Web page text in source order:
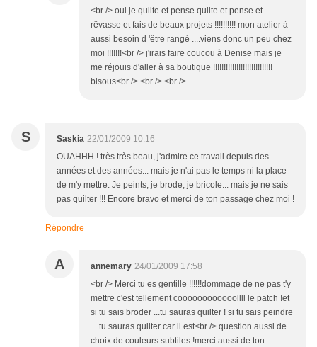
<br /> oui je quilte et pense quilte et pense et
rêvasse et fais de beaux projets !!!!!!!!!! mon atelier à
aussi besoin d 'être rangé ....viens donc un peu chez
moi !!!!!!!<br /> j'irais faire coucou à Denise mais je
me réjouis d'aller à sa boutique !!!!!!!!!!!!!!!!!!!!!!!!!!!!
bisous<br /> <br /> <br />
S Saskia 22/01/2009 10:16
OUAHHH ! très très beau, j'admire ce travail depuis des
années et des années... mais je n'ai pas le temps ni la place
de m'y mettre. Je peints, je brode, je bricole... mais je ne sais
pas quilter !!! Encore bravo et merci de ton passage chez moi !
Répondre
A annemary 24/01/2009 17:58
<br /> Merci tu es gentille !!!!!!dommage de ne pas t'y
mettre c'est tellement coooooooooooollll le patch !et
si tu sais broder ...tu sauras quilter ! si tu sais peindre
....tu sauras quilter car il est<br /> question aussi de
choix de couleurs subtiles !merci aussi de ton